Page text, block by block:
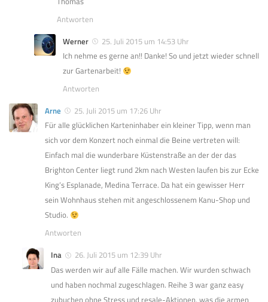
Antworten
Werner
25. Juli 2015 um 14:53 Uhr
Ich nehme es gerne an!! Danke! So und jetzt wieder schnell
zur Gartenarbeit!
Antworten
Arne
25. Juli 2015 um 17:26 Uhr
Für alle glücklichen Karteninhaber ein kleiner Tipp, wenn man
sich vor dem Konzert noch einmal die Beine vertreten will:
Einfach mal die wunderbare Küstenstraße an der der das
Brighton Center liegt rund 2km nach Westen laufen bis zur Ecke
King’s Esplanade, Medina Terrace. Da hat ein gewisser Herr
sein Wohnhaus stehen mit angeschlossenem Kanu-Shop und
Studio.
Antworten
Ina
26. Juli 2015 um 12:39 Uhr
Das werden wir auf alle Fälle machen. Wir wurden schwach
und haben nochmal zugeschlagen. Reihe 3 war ganz easy
zubuchen ohne Stress und resale-Aktionen, was die armen